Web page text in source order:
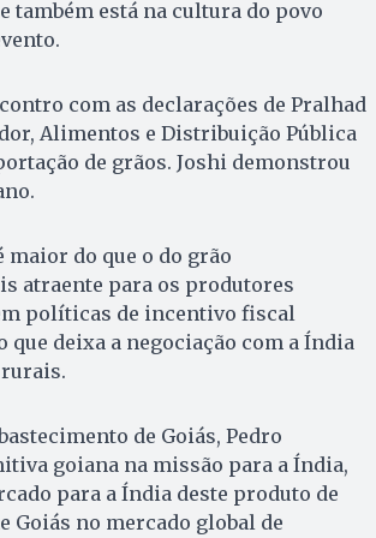
está na cultura do povo
com as declarações de Pralhad
Alimentos e Distribuição Pública
de grãos. Joshi demonstrou
maior do que o do grão
atraente para os produtores
políticas de incentivo fiscal
deixa a negociação com a Índia
de Goiás, Pedro
goiana na missão para a Índia,
para a Índia deste produto de
Goiás no mercado global de